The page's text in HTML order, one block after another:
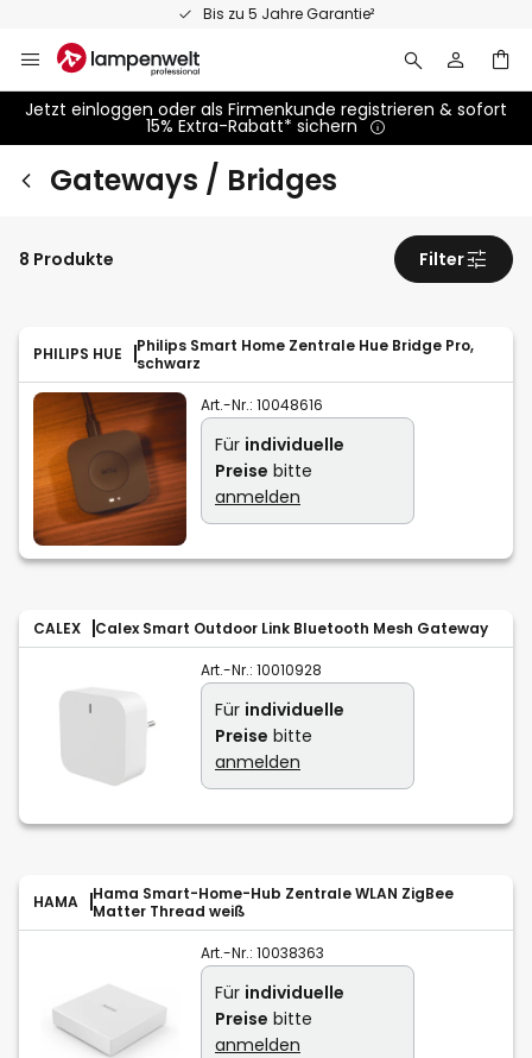
Bis zu 5 Jahre Garantie²
Inhalt
springen
Jetzt einloggen oder als Firmenkunde registrieren & sofort
15% Extra-Rabatt* sichern
Gateways / Bridges
PHILIPS HUE
Philips Smart Home Zentrale Hue Bridge Pro,
schwarz
Art.-Nr.: 10048616
Für individuelle
Preise bitte
anmelden
CALEX Calex Smart Outdoor Link Bluetooth Mesh Gateway
Art.-Nr.: 10010928
Für individuelle
Preise bitte
anmelden
HAMA
Hama Smart-Home-Hub Zentrale WLAN ZigBee
Matter Thread weiß
Art.-Nr.: 10038363
Für individuelle
Preise bitte
anmelden
8 Produkte Filter